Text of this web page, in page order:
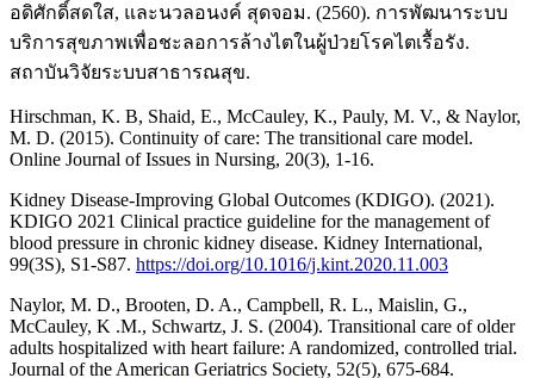
อดิศักดิ์สดใส, และนวลอนงค์ สุดจอม. (2560). การพัฒนาระบบ
บริการสุขภาพเพื่อชะลอการล้างไตในผู้ป่วยโรคไตเรื้อรัง.
สถาบันวิจัยระบบสาธารณสุข.
Hirschman, K. B, Shaid, E., McCauley, K., Pauly, M. V., & Naylor,
M. D. (2015). Continuity of care: The transitional care model.
Online Journal of Issues in Nursing, 20(3), 1-16.
Kidney Disease-Improving Global Outcomes (KDIGO). (2021).
KDIGO 2021 Clinical practice guideline for the management of
blood pressure in chronic kidney disease. Kidney International,
99(3S), S1-S87. https://doi.org/10.1016/j.kint.2020.11.003
Naylor, M. D., Brooten, D. A., Campbell, R. L., Maislin, G.,
McCauley, K .M., Schwartz, J. S. (2004). Transitional care of older
adults hospitalized with heart failure: A randomized, controlled trial.
Journal of the American Geriatrics Society, 52(5), 675-684.